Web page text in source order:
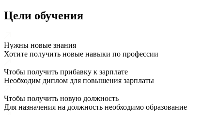
Цели обучения
Нужны новые знания
Хотите получить новые навыки по профессии
Чтобы получить прибавку к зарплате
Необходим диплом для повышения зарплаты
Чтобы получить новую должность
Для назначения на должность необходимо образование